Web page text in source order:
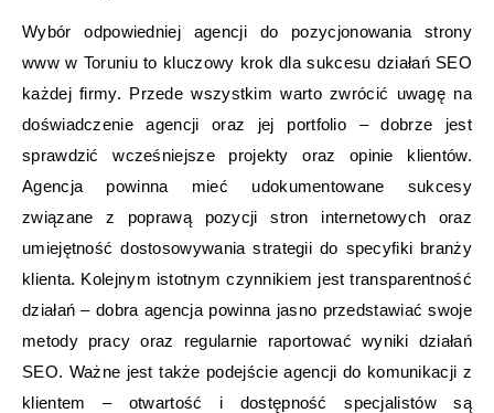
Wybór odpowiedniej agencji do pozycjonowania strony
www w Toruniu to kluczowy krok dla sukcesu działań SEO
każdej firmy. Przede wszystkim warto zwrócić uwagę na
doświadczenie agencji oraz jej portfolio – dobrze jest
sprawdzić wcześniejsze projekty oraz opinie klientów.
Agencja powinna mieć udokumentowane sukcesy
związane z poprawą pozycji stron internetowych oraz
umiejętność dostosowywania strategii do specyfiki branży
klienta. Kolejnym istotnym czynnikiem jest transparentność
działań – dobra agencja powinna jasno przedstawiać swoje
metody pracy oraz regularnie raportować wyniki działań
SEO. Ważne jest także podejście agencji do komunikacji z
klientem – otwartość i dostępność specjalistów są